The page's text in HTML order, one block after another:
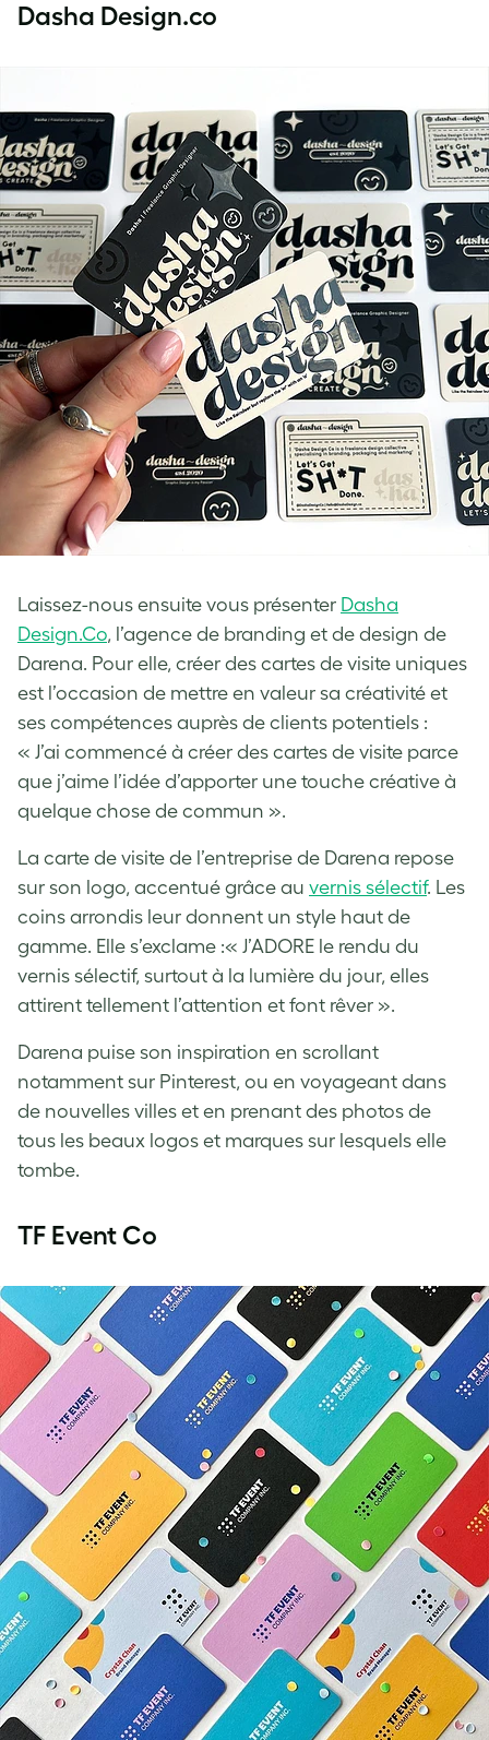
Dasha Design.co
Laissez-nous ensuite vous présenter Dasha
Design.Co, l’agence de branding et de design de
Darena. Pour elle, créer des cartes de visite uniques
est l’occasion de mettre en valeur sa créativité et
ses compétences auprès de clients potentiels :
« J’ai commencé à créer des cartes de visite parce
que j’aime l’idée d’apporter une touche créative à
quelque chose de commun ».
La carte de visite de l’entreprise de Darena repose
sur son logo, accentué grâce au vernis sélectif. Les
coins arrondis leur donnent un style haut de
gamme. Elle s’exclame :« J’ADORE le rendu du
vernis sélectif, surtout à la lumière du jour, elles
attirent tellement l’attention et font rêver ».
Darena puise son inspiration en scrollant
notamment sur Pinterest, ou en voyageant dans
de nouvelles villes et en prenant des photos de
tous les beaux logos et marques sur lesquels elle
tombe.
TF Event Co